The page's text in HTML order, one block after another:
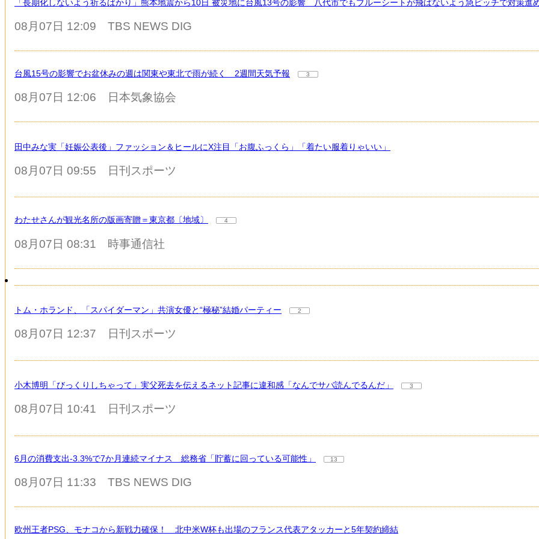
「長期化しないよう祈るばかり」熊本地震から10日 被災地に台風13号の影響 八代市でもブルーシートが飛ばないよう急ピッチで対策進
08月07日 12:09 TBS NEWS DIG
台風15号の影響でお盆休みの週は関東や東北で雨が続く 2週間天気予報 3
08月07日 12:06 日本気象協会
田中みな実「妊娠公表後」ファッション＆ヒールにX注目「お腹ふっくら」「着たい服着りゃいい」
08月07日 09:55 日刊スポーツ
わたせさんが観光名所の版画寄贈＝東京都〔地域〕 4
08月07日 08:31 時事通信社
トム・ホランド、「スパイダーマン」共演女優と“極秘”結婚パーティー 2
08月07日 12:37 日刊スポーツ
小木博明「びっくりしちゃって」実父死去を伝えるネット記事に違和感「なんでサバ読んでるんだ」 3
08月07日 10:41 日刊スポーツ
6月の消費支出-3.3%で7か月連続マイナス 総務省「貯蓄に回っている可能性」 13
08月07日 11:33 TBS NEWS DIG
欧州王者PSG、モナコから新戦力確保！ 北中米W杯も出場のフランス代表アタッカーと5年契約締結